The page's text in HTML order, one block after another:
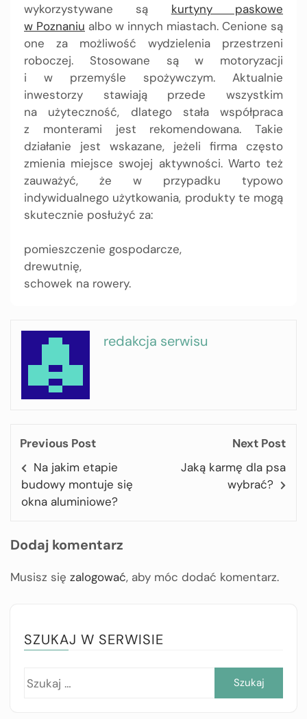
wykorzystywane są kurtyny paskowe
w Poznaniu albo w innych miastach. Cenione są
one za możliwość wydzielenia przestrzeni
roboczej. Stosowane są w motoryzacji
i w przemyśle spożywczym. Aktualnie
inwestorzy stawiają przede wszystkim
na użyteczność, dlatego stała współpraca
z monterami jest rekomendowana. Takie
działanie jest wskazane, jeżeli firma często
zmienia miejsce swojej aktywności. Warto też
zauważyć, że w przypadku typowo
indywidualnego użytkowania, produkty te mogą
skutecznie posłużyć za:
pomieszczenie gospodarcze,
drewutnię,
schowek na rowery.
redakcja serwisu
Previous Post
Na jakim etapie
budowy montuje się
okna aluminiowe?
Next Post
Jaką karmę dla psa
wybrać?
Dodaj komentarz
Musisz się zalogować, aby móc dodać komentarz.
SZUKAJ W SERWISIE